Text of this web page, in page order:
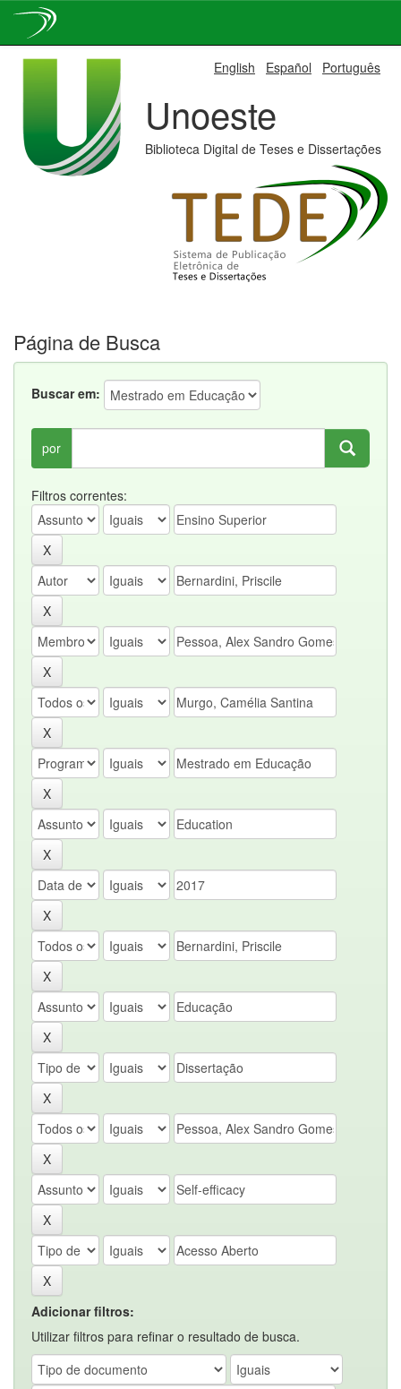
English Español Português
Unoeste
Biblioteca Digital de Teses e Dissertações
Página de Busca
Buscar em:
por
Filtros correntes:
Adicionar filtros:
Utilizar filtros para refinar o resultado de busca.